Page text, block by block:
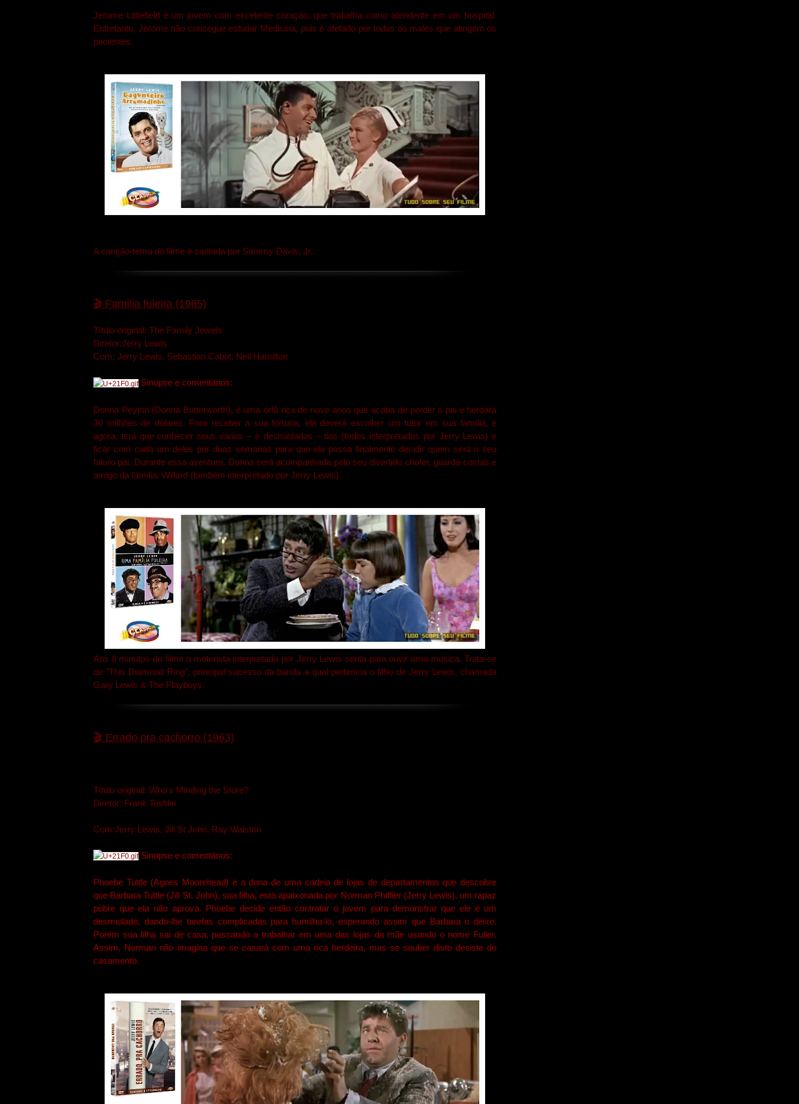
Jerome Littlefield é um jovem com excelente coração, que trabalha como atendente em um hospital.
Entretanto, Jerome não consegue estudar Medicina, pois é afetado por todos os males que atingem os
pacientes.
A canção-tema do filme é cantada por Sammy Davis, Jr..
🎬 Família fuleira (1965)
Título original: The Family Jewels
Diretor:Jerry Lewis
Com: Jerry Lewis, Sebastian Cabot, Neil Hamilton
Sinopse e comentários:
Donna Peyton (Donna Butterworth), é uma órfã rica de nove anos que acaba de perder o pai e herdará
30 milhões de dólares. Para receber a sua fortuna, ela deverá escolher um tutor em sua família, e
agora, terá que conhecer seus vários – e desmiolados – tios (todos interpretados por Jerry Lewis) e
ficar com cada um deles por duas semanas para que ela possa finalmente decidir quem será o seu
futuro pai. Durante essa aventura, Donna será acompanhada pelo seu divertido chofer, guarda-costas e
amigo da família: Willard (também interpretado por Jerry Lewis).
Aos 8 minutos do filme o motorista interpretado por Jerry Lewis senta para ouvir uma música. Trata-se
de "This Diamond Ring", principal sucesso da banda a qual pertencia o filho de Jerry Lewis, chamada
Gary Lewis & The Playboys.
🎬 Errado pra cachorro (1963)
Título original: Who's Minding the Store?
Diretor: Frank Tashlin
Com:Jerry Lewis, Jill St John, Ray Walston
Sinopse e comentários:
Phoebe Tuttle (Agnes Moorehead) é a dona de uma cadeia de lojas de departamentos que descobre
que Barbara Tuttle (Jill St. John), sua filha, está apaixonada por Norman Phiffier (Jerry Lewis), um rapaz
pobre que ela não aprova. Phoebe decide então contratar o jovem para demonstrar que ele é um
desmiolado, dando-lhe tarefas complicadas para humilha-lo, esperando assim que Barbara o deixe.
Porém sua filha sai de casa, passando a trabalhar em uma das lojas da mãe usando o nome Fuller.
Assim, Norman não imagina que se casará com uma rica herdeira, mas se souber disto desiste do
casamento.